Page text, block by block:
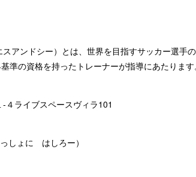
アンドシー）とは、世界を目指すサッカー選手
準の資格を持ったトレーナーが指導にあたります
４ライブスペースヴィラ101
しょに はしろー）